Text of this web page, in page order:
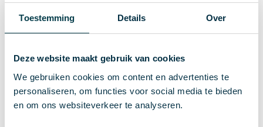
Toestemming Details Over
Deze website maakt gebruik van cookies
We gebruiken cookies om content en advertenties te
personaliseren, om functies voor social media te bieden
en om ons websiteverkeer te analyseren.
SP Contest kids sportshirt,
€ 1,95 vanaf excl. btw (blanco)
in pouch
€ 2,09 vanaf excl. btw (blanco)